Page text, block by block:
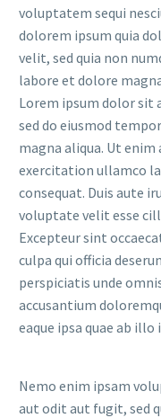
voluptatem sequi
dolorem ipsum quia
velit, sed quia non
labore et dolore
Lorem ipsum dolor sit
sed do eiusmod
magna aliqua. Ut
exercitation ullamco
consequat. Duis aute
voluptate velit esse
Excepteur sint
culpa qui officia
perspiciatis unde
accusantium
eaque ipsa quae ab
Nemo enim ipsam
aut odit aut fugit, sed